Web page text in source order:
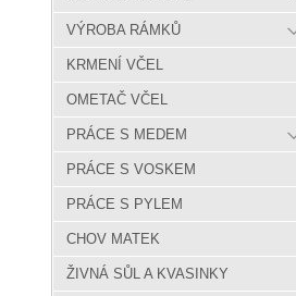
VÝROBA RÁMKŮ
KRMENÍ VČEL
OMETAČ VČEL
PRÁCE S MEDEM
PRÁCE S VOSKEM
PRÁCE S PYLEM
CHOV MATEK
ŽIVNÁ SŮL A KVASINKY